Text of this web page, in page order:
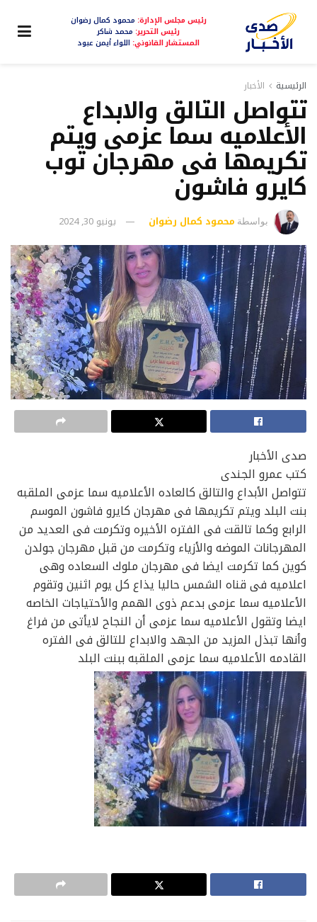
رئيس مجلس الإدارة: محمود كمال رضوان
رئيس التحرير: محمد شاكر
المستشار القانوني: اللواء أيمن عبود
الرئيسية الأخبار
تتواصل التالق والابداع
الأعلاميه سما عزمى ويتم
تكريمها فى مهرجان توب
كايرو فاشون
بواسطة محمود كمال رضوان يونيو 30, 2024
صدى الأخبار
كتب عمرو الجندى
تتواصل الأبداع والتالق كالعاده الأعلاميه سما عزمى الملقبه
بنت البلد ويتم تكريمها فى مهرجان كايرو فاشون الموسم
الرابع وكما تالقت فى الفتره الأخيره وتكرمت فى العديد من
المهرجانات الموضه والأزياء وتكرمت من قبل مهرجان جولدن
كوين كما تكرمت ايضا فى مهرجان ملوك السعاده وهى
اعلاميه فى قناه الشمس حاليا يذاع كل يوم اثنين وتقوم
الأعلاميه سما عزمى بدعم ذوى الهمم والأحتياجات الخاصه
ايضا وتقول الأعلاميه سما عزمى أن النجاح لايأتى من فراغ
وأنها تبذل المزيد من الجهد والابداع للتالق فى الفتره
القادمه الأعلاميه سما عزمى الملقبه ببنت البلد